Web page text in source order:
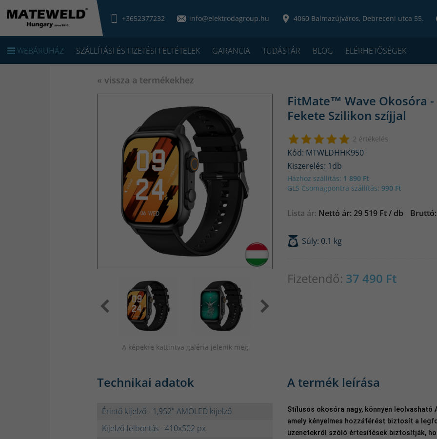
+3652377232 info@elektrodagroup.hu 4060 Balmazújváros, Debreceni utca 55.
WEBÁRUHÁZ SZÁLLÍTÁSI ÉS FIZETÉSI FELTÉTELEK GARANCIA TUDÁSTÁR BLOG
ELÉRHETŐSÉGEK
« vissza a termékekhez
A képekre kattintva galéria jelenik meg
FitMate™ Wave Okosóra
Fekete Szilikon szíjjal
2 értékelés
Kód: MTWLDHHK950
Kiszerelés: 1db
Házhoz szállítás: 1 890 Ft
GLS Csomagpontra szállítás: 990 Ft
Lista ár: Nettó ár: 29 519 Ft / db
Súly: 0.1 kg
Fizetendő: 37 490 Ft
Technikai adatok
Érintő kijelző - 1,952" AMOLED kijelző
Kijelző felbontás - 410x502 px
A termék leírása
Stílusos okosóra nagy, könnyen leolvasható
amely kényelmes hozzáférést biztosít a
üzenetekről szóló értesítések biztosítják,